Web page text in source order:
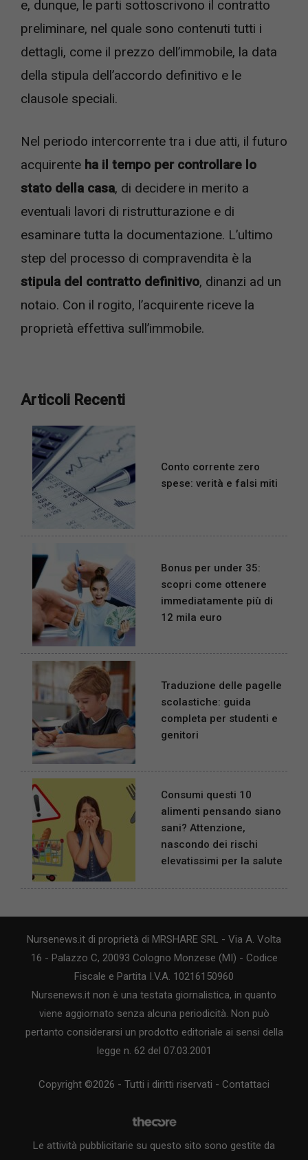
e, dunque, le parti sottoscrivono il contratto
preliminare, nel quale sono contenuti tutti i
dettagli, come il prezzo dell’immobile, la data
della stipula dell’accordo definitivo e le
clausole speciali.
Nel periodo intercorrente tra i due atti, il futuro
acquirente ha il tempo per controllare lo
stato della casa, di decidere in merito a
eventuali lavori di ristrutturazione e di
esaminare tutta la documentazione. L’ultimo
step del processo di compravendita è la
stipula del contratto definitivo, dinanzi ad un
notaio. Con il rogito, l’acquirente riceve la
proprietà effettiva sull’immobile.
Articoli Recenti
Conto corrente zero
spese: verità e falsi miti
Bonus per under 35:
scopri come ottenere
immediatamente più di
12 mila euro
Traduzione delle pagelle
scolastiche: guida
completa per studenti e
genitori
Consumi questi 10
alimenti pensando siano
sani? Attenzione,
nascondo dei rischi
elevatissimi per la salute
Nursenews.it di proprietà di MRSHARE SRL - Via A. Volta
16 - Palazzo C, 20093 Cologno Monzese (MI) - Codice
Fiscale e Partita I.V.A. 10216150960
Nursenews.it non è una testata giornalistica, in quanto
viene aggiornato senza alcuna periodicità. Non può
pertanto considerarsi un prodotto editoriale ai sensi della
legge n. 62 del 07.03.2001
Copyright ©2026 - Tutti i diritti riservati - Contattaci
Le attività pubblicitarie su questo sito sono gestite da